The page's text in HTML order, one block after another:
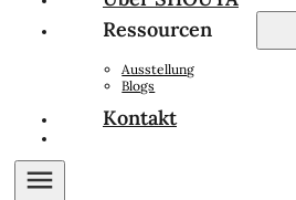
Ressourcen
Ausstellung
Blogs
Kontakt